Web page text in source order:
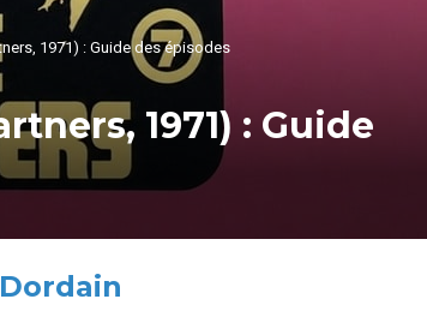
1971) : Guide des épisodes
1971) : Guide